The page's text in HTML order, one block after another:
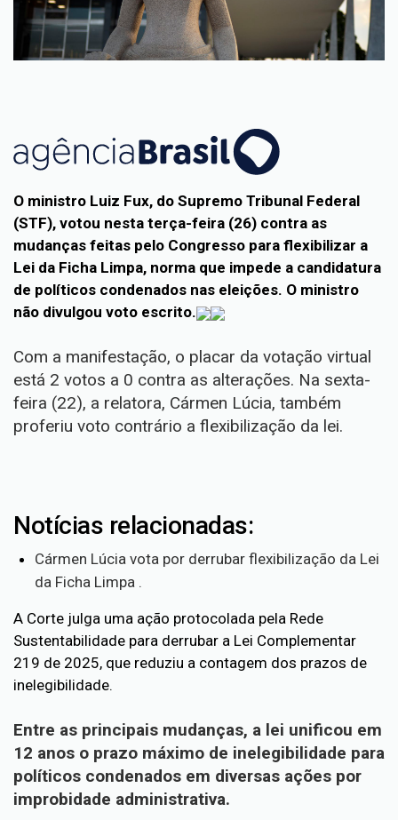
O ministro Luiz Fux, do Supremo Tribunal Federal
(STF), votou nesta terça-feira (26) contra as
mudanças feitas pelo Congresso para flexibilizar a
Lei da Ficha Limpa, norma que impede a candidatura
de políticos condenados nas eleições. O ministro
não divulgou voto escrito.
Com a manifestação, o placar da votação virtual
está 2 votos a 0 contra as alterações. Na sexta-
feira (22), a relatora, Cármen Lúcia, também
proferiu voto contrário a flexibilização da lei.
Notícias relacionadas:
Cármen Lúcia vota por derrubar flexibilização da Lei
da Ficha Limpa .
A Corte julga uma ação protocolada pela Rede
Sustentabilidade para derrubar a Lei Complementar
219 de 2025, que reduziu a contagem dos prazos de
inelegibilidade.
Entre as principais mudanças, a lei unificou em
12 anos o prazo máximo de inelegibilidade para
políticos condenados em diversas ações por
improbidade administrativa.